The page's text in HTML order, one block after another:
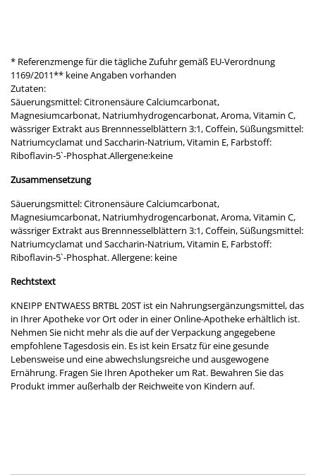
* Referenzmenge für die tägliche Zufuhr gemäß EU-Verordnung
1169/2011** keine Angaben vorhanden
Zutaten:
Säuerungsmittel: Citronensäure Calciumcarbonat,
Magnesiumcarbonat, Natriumhydrogencarbonat, Aroma, Vitamin C,
wässriger Extrakt aus Brennnesselblättern 3:1, Coffein, Süßungsmittel:
Natriumcyclamat und Saccharin-Natrium, Vitamin E, Farbstoff:
Riboflavin-5`-Phosphat.Allergene:keine
Zusammensetzung
Säuerungsmittel: Citronensäure Calciumcarbonat,
Magnesiumcarbonat, Natriumhydrogencarbonat, Aroma, Vitamin C,
wässriger Extrakt aus Brennnesselblättern 3:1, Coffein, Süßungsmittel:
Natriumcyclamat und Saccharin-Natrium, Vitamin E, Farbstoff:
Riboflavin-5`-Phosphat. Allergene: keine
Rechtstext
KNEIPP ENTWAESS BRTBL 20ST ist ein Nahrungsergänzungsmittel, das
in Ihrer Apotheke vor Ort oder in einer Online-Apotheke erhältlich ist.
Nehmen Sie nicht mehr als die auf der Verpackung angegebene
empfohlene Tagesdosis ein. Es ist kein Ersatz für eine gesunde
Lebensweise und eine abwechslungsreiche und ausgewogene
Ernährung. Fragen Sie Ihren Apotheker um Rat. Bewahren Sie das
Produkt immer außerhalb der Reichweite von Kindern auf.